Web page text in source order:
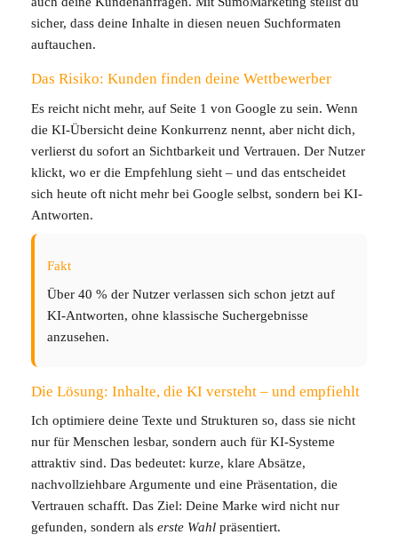
sicher, dass deine Inhalte in diesen neuen Suchformaten
auftauchen.
Das Risiko: Kunden finden deine Wettbewerber
Es reicht nicht mehr, auf Seite 1 von Google zu sein. Wenn
die KI-Übersicht deine Konkurrenz nennt, aber nicht dich,
verlierst du sofort an Sichtbarkeit und Vertrauen. Der Nutzer
klickt, wo er die Empfehlung sieht – und das entscheidet
sich heute oft nicht mehr bei Google selbst, sondern bei KI-
Antworten.
Fakt
Über 40 % der Nutzer verlassen sich schon jetzt auf
KI-Antworten, ohne klassische Suchergebnisse
anzusehen.
Die Lösung: Inhalte, die KI versteht – und empfiehlt
Ich optimiere deine Texte und Strukturen so, dass sie nicht
nur für Menschen lesbar, sondern auch für KI-Systeme
attraktiv sind. Das bedeutet: kurze, klare Absätze,
nachvollziehbare Argumente und eine Präsentation, die
Vertrauen schafft. Das Ziel: Deine Marke wird nicht nur
gefunden, sondern als erste Wahlpräsentiert.